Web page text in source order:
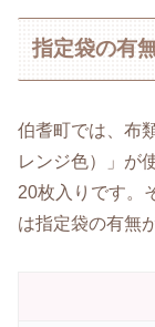
指定袋の有
伯耆町では、布
レンジ色）」が
20枚入りです。
は指定袋の有無